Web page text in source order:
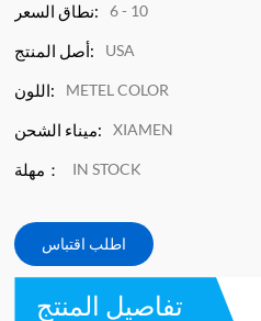
نطاق السعر: 6 - 10
أصل المنتج: USA
اللون: METEL COLOR
ميناء الشحن: XIAMEN
مهلة： IN STOCK
اطلب اقتباس
تفاصيل المنتج